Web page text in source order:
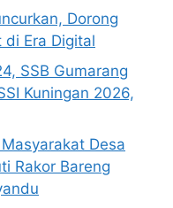
Dorong
Era Digital
SSB Gumarang
Kuningan 2026,
Desa
Rakor Bareng